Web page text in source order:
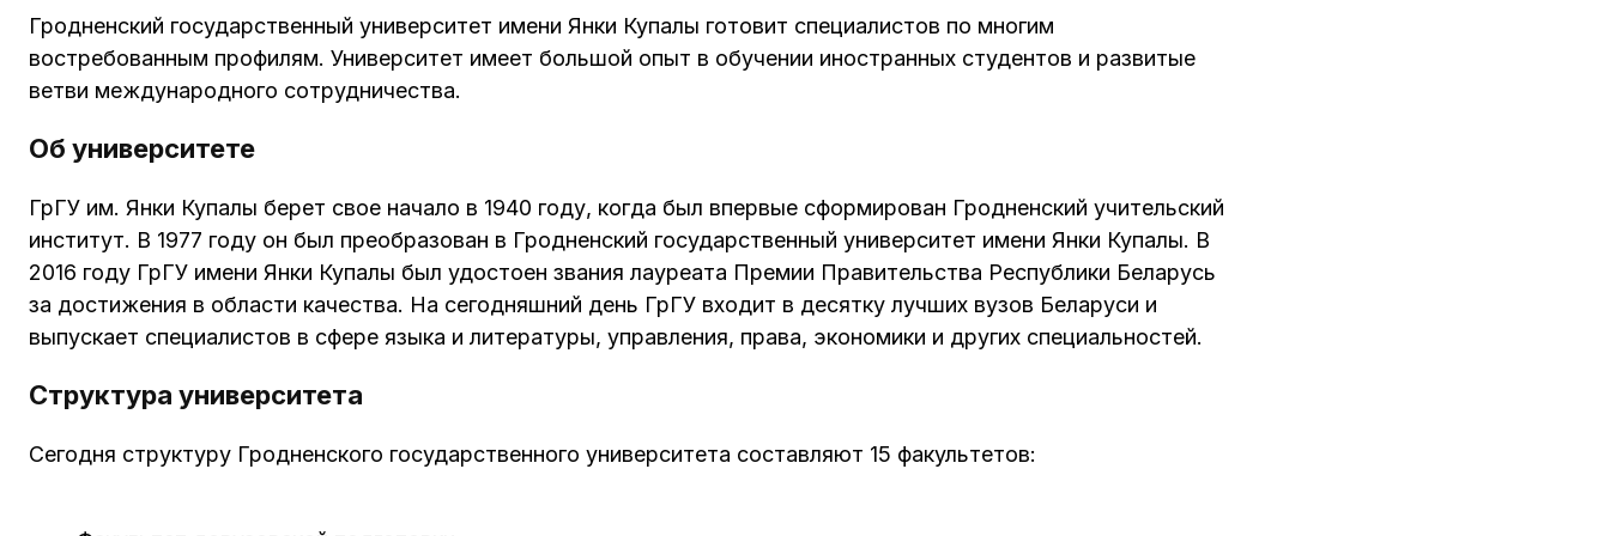
Гродненский государственный университет имени Янки Купалы готовит специалистов по многим
востребованным профилям. Университет имеет большой опыт в обучении иностранных студентов и развитые
ветви международного сотрудничества.
Об университете
ГрГУ им. Янки Купалы берет свое начало в 1940 году, когда был впервые сформирован Гродненский учительский
институт. В 1977 году он был преобразован в Гродненский государственный университет имени Янки Купалы. В
2016 году ГрГУ имени Янки Купалы был удостоен звания лауреата Премии Правительства Республики Беларусь
за достижения в области качества. На сегодняшний день ГрГУ входит в десятку лучших вузов Беларуси и
выпускает специалистов в сфере языка и литературы, управления, права, экономики и других специальностей.
Структура университета
Сегодня структуру Гродненского государственного университета составляют 15 факультетов: